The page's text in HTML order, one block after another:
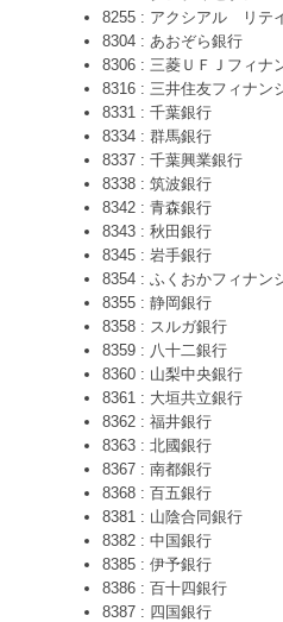
8255 : アクシアル リテ
8304 : あおぞら銀行
8306 : 三菱ＵＦＪフィナ
8316 : 三井住友フィナン
8331 : 千葉銀行
8334 : 群馬銀行
8337 : 千葉興業銀行
8338 : 筑波銀行
8342 : 青森銀行
8343 : 秋田銀行
8345 : 岩手銀行
8354 : ふくおかフィナン
8355 : 静岡銀行
8358 : スルガ銀行
8359 : 八十二銀行
8360 : 山梨中央銀行
8361 : 大垣共立銀行
8362 : 福井銀行
8363 : 北國銀行
8367 : 南都銀行
8368 : 百五銀行
8381 : 山陰合同銀行
8382 : 中国銀行
8385 : 伊予銀行
8386 : 百十四銀行
8387 : 四国銀行